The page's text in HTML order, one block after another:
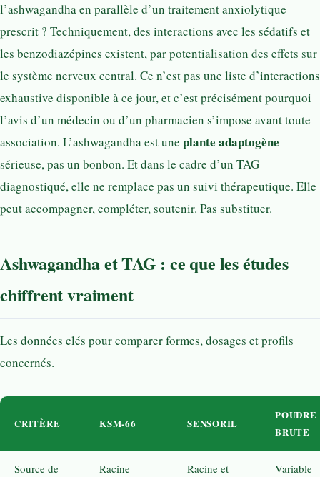
l’ashwagandha en parallèle d’un traitement anxiolytique
prescrit ? Techniquement, des interactions avec les sédatifs et
les benzodiazépines existent, par potentialisation des effets sur
le système nerveux central. Ce n’est pas une liste d’interactions
exhaustive disponible à ce jour, et c’est précisément pourquoi
l’avis d’un médecin ou d’un pharmacien s’impose avant toute
association. L’ashwagandha est une plante adaptogène
sérieuse, pas un bonbon. Et dans le cadre d’un TAG
diagnostiqué, elle ne remplace pas un suivi thérapeutique. Elle
peut accompagner, compléter, soutenir. Pas substituer.
Ashwagandha et TAG : ce que les études
chiffrent vraiment
Les données clés pour comparer formes, dosages et profils
concernés.
CRITÈRE KSM-66 SENSORIL
POUDRE
BRUTE
Source de
Racine
Racine et
Variable